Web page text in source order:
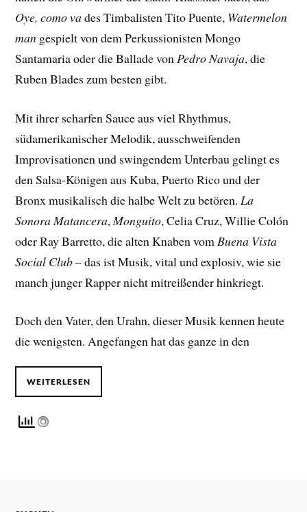
Oye, como vades Timbalisten Tito Puente, Watermelon
man gespielt von dem Perkussionisten Mongo
Santamaria oder die Ballade vonPedro Navaja, die
Ruben Blades zum besten gibt.
Mit ihrer scharfen Sauce aus viel Rhythmus,
südamerikanischer Melodik, ausschweifenden
Improvisationen und swingendem Unterbau gelingt es
den Salsa-Königen aus Kuba, Puerto Rico und der
Bronx musikalisch die halbe Welt zu betören. La
Sonora Matancera, Monguito, Celia Cruz, Willie Colón
oder Ray Barretto, die alten Knaben vom Buena Vista
Social Club– das ist Musik, vital und explosiv, wie sie
manch junger Rapper nicht mitreißender hinkriegt.
Doch den Vater, den Urahn, dieser Musik kennen heute
die wenigsten. Angefangen hat das ganze in den
WEITERLESEN